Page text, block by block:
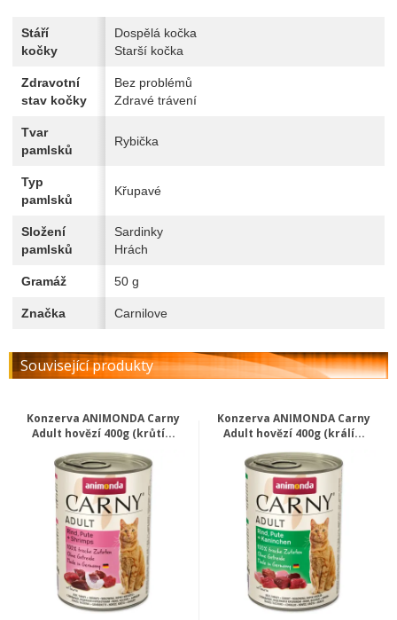
Stáří
kočky
Dospělá kočka
Starší kočka
Zdravotní
stav kočky
Bez problémů
Zdravé trávení
Tvar
pamlsků
Rybička
Typ
pamlsků
Křupavé
Složení
pamlsků
Sardinky
Hrách
Gramáž 50 g
Značka Carnilove
Související produkty
Konzerva ANIMONDA Carny
Adult hovězí 400g (krůtí...
Konzerva ANIMONDA Carny
Adult hovězí 400g (králí...